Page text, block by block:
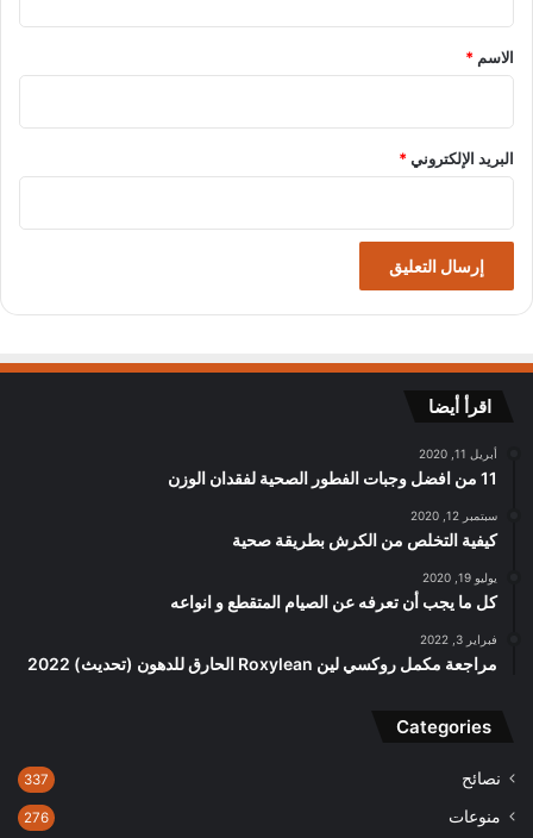
*
الاسم *
البريد الإلكتروني*
اقرأ أيضا
أبريل 11, 2020
11 من افضل وجبات الفطور الصحية لفقدان الوزن
سبتمبر 12, 2020
كيفية التخلص من الكرش بطريقة صحية
يوليو 19, 2020
كل ما يجب أن تعرفه عن الصيام المتقطع و انواعه
فبراير 3, 2022
مراجعة مكمل روكسي لين Roxylean الحارق للدهون (تحديث) 2022
Categories
نصائح 337
منوعات 276